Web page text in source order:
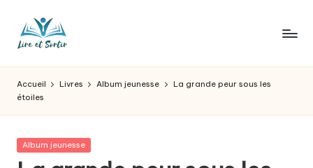
L
ir
e
e
t
pour
goûts,
des
Accueil Livres Album jeunesse
La grande peur sous les
étoiles
Posted
Album jeunesse